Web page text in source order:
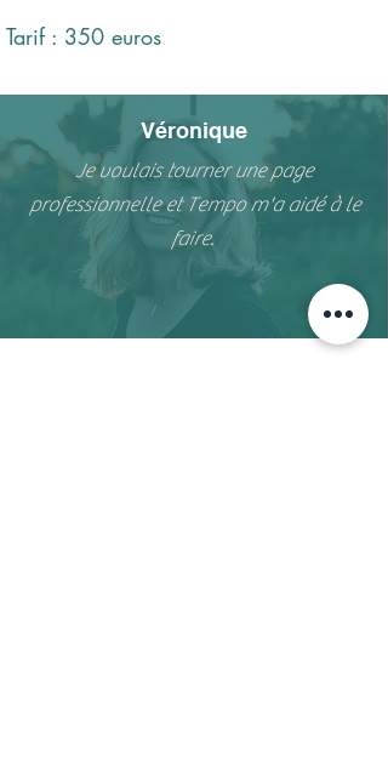
Tarif : 350 euros
Véronique
Je voulais tourner une page
professionnelle et Tempo m'a aidé à le
faire.